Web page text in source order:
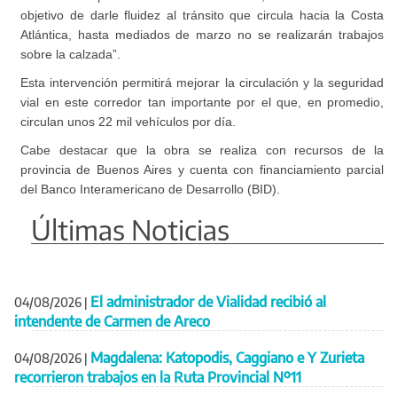
objetivo de darle fluidez al tránsito que circula hacia la Costa
Atlántica, hasta mediados de marzo no se realizarán trabajos
sobre la calzada”.
Esta intervención permitirá mejorar la circulación y la seguridad
vial en este corredor tan importante por el que, en promedio,
circulan unos 22 mil vehículos por día.
Cabe destacar que la obra se realiza con recursos de la
provincia de Buenos Aires y cuenta con financiamiento parcial
del Banco Interamericano de Desarrollo (BID).
Últimas Noticias
04/08/2026 | El administrador de Vialidad recibió al
intendente de Carmen de Areco
04/08/2026 | Magdalena: Katopodis, Caggiano e Y Zurieta
recorrieron trabajos en la Ruta Provincial Nº11